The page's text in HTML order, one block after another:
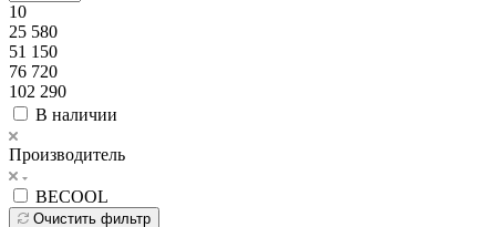
10
25 580
51 150
76 720
102 290
В наличии
Производитель
BECOOL
Очистить фильтр